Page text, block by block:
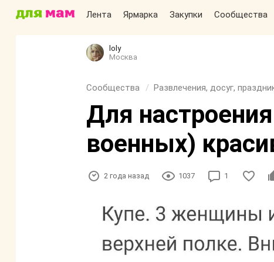
Лента Ярмарка Закупки Сообщества
loly
Москва
Сообщества Развлечения, досуг,
Для
военных)
2 года назад 1037 1